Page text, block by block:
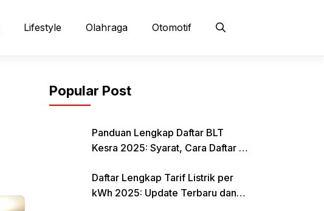
Lifestyle Olahraga Otomotif
Popular Post
Panduan Lengkap Daftar BLT
Kesra 2025: Syarat, Cara Daftar &
Daftar Lengkap Tarif Listrik per
kWh 2025: Update Terbaru dan